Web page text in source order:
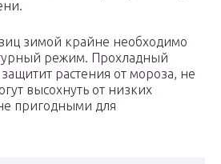
зимой крайне необходимо
режим. Прохладный
растения от мороза, не
высохнуть от низких
пригодными для